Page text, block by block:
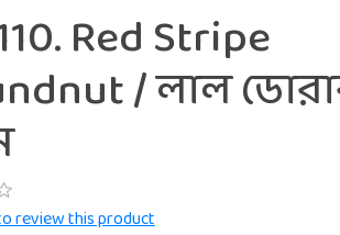
Red Stripe
/ লাল
review this product